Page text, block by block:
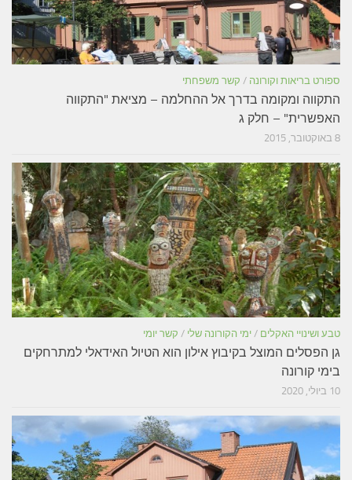
ספורט בריאות וקורונה / קשר משפחתי
התקווה ומקומה בדרך אל ההחלמה – מציאת "התקווה
האפשרית" – חלק ג
8 באוקטובר, 2015
טבע ושינויי האקלים / ימי הקורונה שלי / קשר יומי
גן הפסלים המוצל בקיבוץ אילון הוא הטיול האידאלי למתרחקים
בימי קורונה
10 ביולי, 2020